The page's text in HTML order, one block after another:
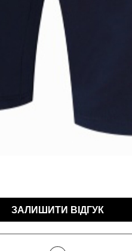
ЗАЛИШИТИ ВІДГУК